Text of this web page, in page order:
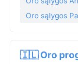
Oro sąlygos
🇮🇱 Oro